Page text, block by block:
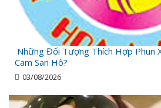
Những Đối Tượng Thích Hợp Phun
Cam San Hô?
03/08/2026